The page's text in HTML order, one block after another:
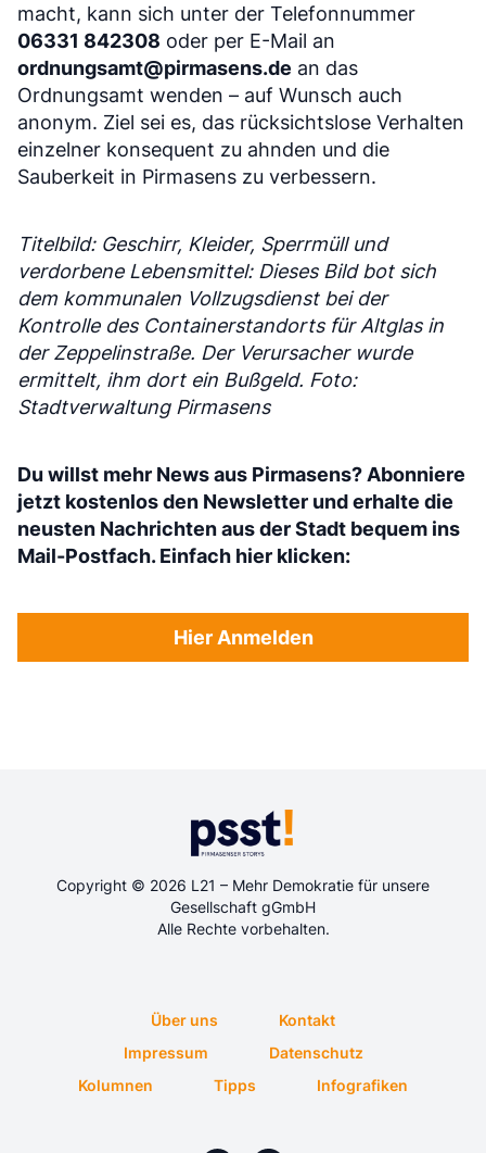
macht, kann sich unter der Telefonnummer
06331 842308 oder per E-Mail an
ordnungsamt@pirmasens.de an das
Ordnungsamt wenden – auf Wunsch auch
anonym. Ziel sei es, das rücksichtslose Verhalten
einzelner konsequent zu ahnden und die
Sauberkeit in Pirmasens zu verbessern.
Titelbild: Geschirr, Kleider, Sperrmüll und
verdorbene Lebensmittel: Dieses Bild bot sich
dem kommunalen Vollzugsdienst bei der
Kontrolle des Containerstandorts für Altglas in
der Zeppelinstraße. Der Verursacher wurde
ermittelt, ihm dort ein Bußgeld. Foto:
Stadtverwaltung Pirmasens
Du willst mehr News aus Pirmasens? Abonniere
jetzt kostenlos den Newsletter und erhalte die
neusten Nachrichten aus der Stadt bequem ins
Mail-Postfach. Einfach hier klicken:
Hier Anmelden
Copyright © 2026 L21 – Mehr Demokratie für unsere
Gesellschaft gGmbH
Alle Rechte vorbehalten.
Über uns
Kontakt
Impressum
Datenschutz
Kolumnen
Tipps Infografiken